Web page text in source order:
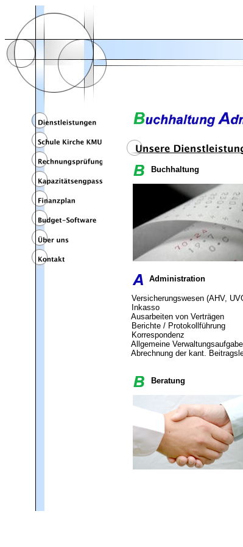
Buchhaltung
Administration
Versicherungswesen (AHV,
Inkasso
Ausarbeiten von Verträgen
Berichte / Protokollführung
Korrespondenz
Allgemeine
Abrechnung der kant.
Beratung